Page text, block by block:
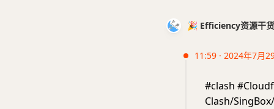
🎉 Efficiency资源干
11:59 · 2024年7月
#clash
Clash/